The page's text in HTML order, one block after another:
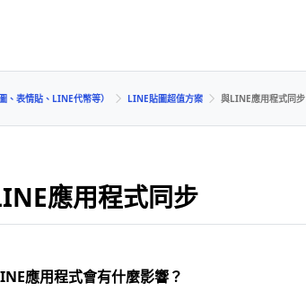
、表情貼、LINE代幣等） LINE貼圖超值方案 與LINE應用程式同步
應用程式同步
應用程式會有什麼影響？